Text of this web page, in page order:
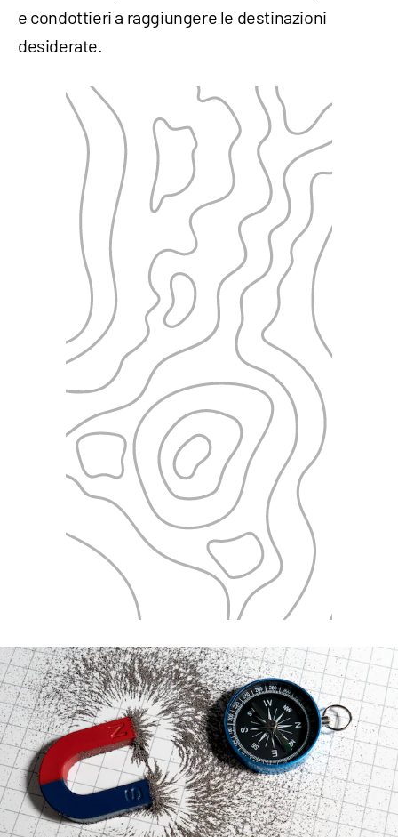
e condottieri a raggiungere le destinazioni
desiderate.